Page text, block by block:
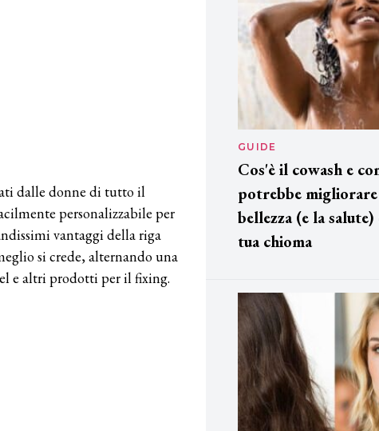
dalle donne di tutto il
personalizzabile per
vantaggi della riga
si crede, alternando una
e altri prodotti per il fixing.
GUIDE
Cos'è il cowash e
potrebbe
bellezza (e la
tua chioma